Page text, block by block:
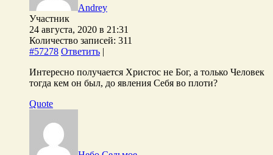
Andrey
Участник
24 августа, 2020 в 21:31
Количество записей: 311
#57278 Ответить |
Интересно получается Христос не Бог, а только Человек
тогда кем он был, до явления Себя во плоти?
Quote